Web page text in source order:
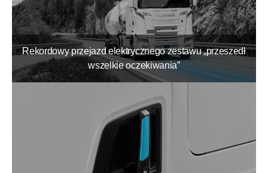
Rekordowy przejazd elektrycznego zestawu „przeszedł
wszelkie oczekiwania”